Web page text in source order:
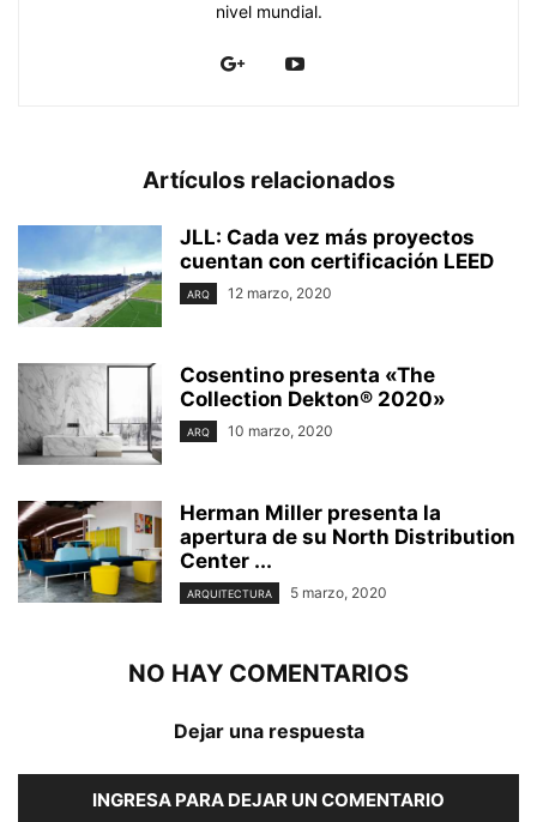
nivel mundial.
Artículos relacionados
JLL: Cada vez más proyectos
cuentan con certificación LEED
ARQ 12 marzo, 2020
Cosentino presenta «The
Collection Dekton® 2020»
ARQ 10 marzo, 2020
Herman Miller presenta la
apertura de su North Distribution
Center ...
ARQUITECTURA 5 marzo, 2020
NO HAY COMENTARIOS
Dejar una respuesta
INGRESA PARA DEJAR UN COMENTARIO